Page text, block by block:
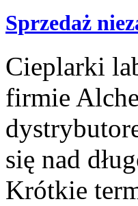
Sprzedaż
Cieplarki
firmie
się nad
Krótkie